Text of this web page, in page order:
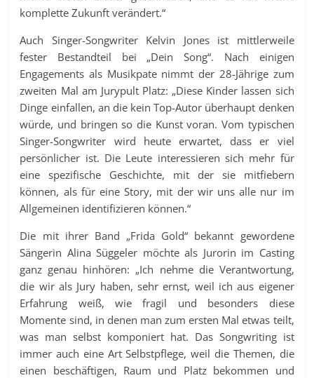
komplette Zukunft verändert.“
Auch Singer-Songwriter Kelvin Jones ist mittlerweile
fester Bestandteil bei „Dein Song“. Nach einigen
Engagements als Musikpate nimmt der 28-Jährige zum
zweiten Mal am Jurypult Platz: „Diese Kinder lassen sich
Dinge einfallen, an die kein Top-Autor überhaupt denken
würde, und bringen so die Kunst voran. Vom typischen
Singer-Songwriter wird heute erwartet, dass er viel
persönlicher ist. Die Leute interessieren sich mehr für
eine spezifische Geschichte, mit der sie mitfiebern
können, als für eine Story, mit der wir uns alle nur im
Allgemeinen identifizieren können.“
Die mit ihrer Band „Frida Gold“ bekannt gewordene
Sängerin Alina Süggeler möchte als Jurorin im Casting
ganz genau hinhören: „Ich nehme die Verantwortung,
die wir als Jury haben, sehr ernst, weil ich aus eigener
Erfahrung weiß, wie fragil und besonders diese
Momente sind, in denen man zum ersten Mal etwas teilt,
was man selbst komponiert hat. Das Songwriting ist
immer auch eine Art Selbstpflege, weil die Themen, die
einen beschäftigen, Raum und Platz bekommen und